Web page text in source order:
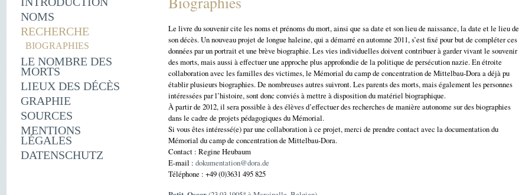
NOMS
RECHERCHE
BIOGRAPHIES
LE NOMBRE DES
MORTS
LIEUX DES DÉCÈS
GRAPHIE
SOURCES
MENTIONS
LÉGALES
DATENSCHUTZ
Le livre du souvenir cite les noms et prénoms du mort, ainsi que sa date et son lieu de naissance, la date et le lieu de
son décès. Un nouveau projet de longue haleine, qui a démarré en automne 2011, s’est fixé pour but de compléter ces
données par un portrait et une brève biographie. Les vies individuelles doivent contribuer à garder vivant le souvenir
des morts, mais aussi à effectuer une approche plus approfondie de la politique de persécution nazie. En étroite
collaboration avec les familles des victimes, le Mémorial du camp de concentration de Mittelbau-Dora a déjà pu
établir plusieurs biographies. De nombreuses autres suivront. Les parents des morts, mais également les personnes
intéressées par l’histoire, sont donc conviés à mettre à disposition du matériel biographique.
À partir de 2012, il sera possible à des élèves d’effectuer des recherches de manière autonome sur des biographies
dans le cadre de projets pédagogiques du Mémorial.
Si vous êtes intéressé(e) par une collaboration à ce projet, merci de prendre contact avec la documentation du
Mémorial du camp de concentration de Mittelbau-Dora.
Contact : Regine Heubaum
E-mail : dokumentation@dora.de
Téléphone : +49 (0)3631 495 825